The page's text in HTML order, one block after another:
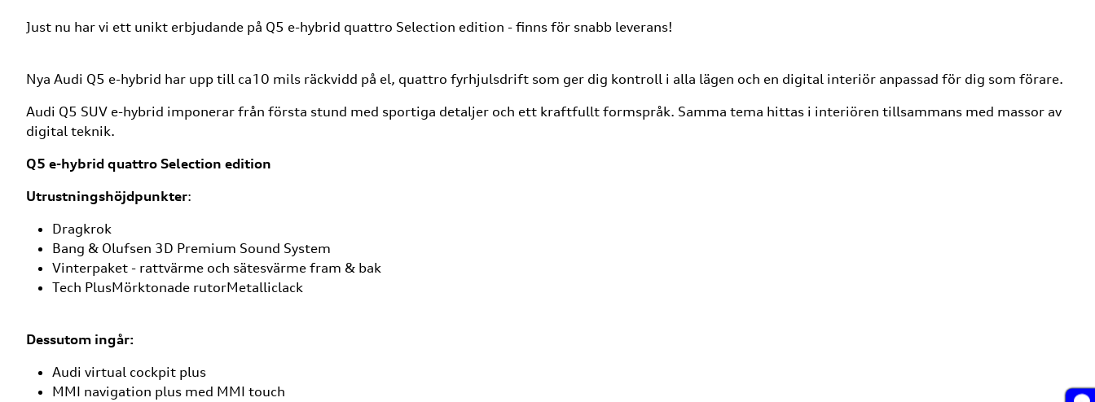
Just nu har vi ett unikt erbjudande på Q5 e-hybrid quattro Selection edition - finns för snabb leverans!
Nya Audi Q5 e-hybrid har upp till ca10 mils räckvidd på el, quattro fyrhjulsdrift som ger dig kontroll i alla lägen och en digital interiör anpassad för dig som förare.
Audi Q5 SUV e-hybrid imponerar från första stund med sportiga detaljer och ett kraftfullt formspråk. Samma tema hittas i interiören tillsammans med massor av
digital teknik.
Q5 e-hybrid quattro Selection edition
Utrustningshöjdpunkter:
Dragkrok
Bang & Olufsen 3D Premium Sound System
Vinterpaket - rattvärme och sätesvärme fram & bak
Tech PlusMörktonade rutorMetalliclack
Dessutom ingår:
Audi virtual cockpit plus
MMI navigation plus med MMI touch